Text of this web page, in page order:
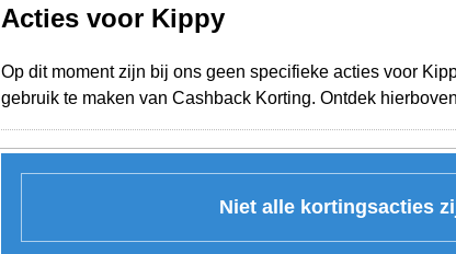
Acties voor Kippy
Op dit moment zijn bij ons geen specifieke acties voor
gebruik te maken van Cashback Korting. Ontdek
Niet alle kortingsacties